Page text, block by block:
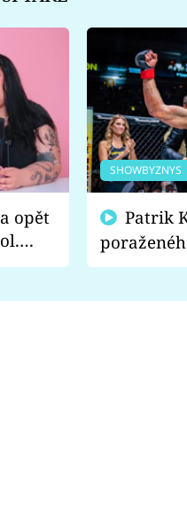
opět
a
SHOWBYZNYS
fanoušci